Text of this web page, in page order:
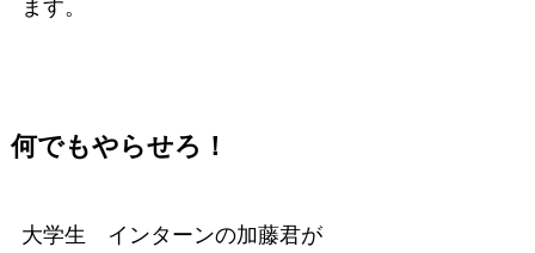
ます。
何でもやらせろ！
大学生 インターンの加藤君が